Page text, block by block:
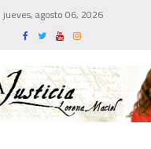
jueves, agosto 06, 2026